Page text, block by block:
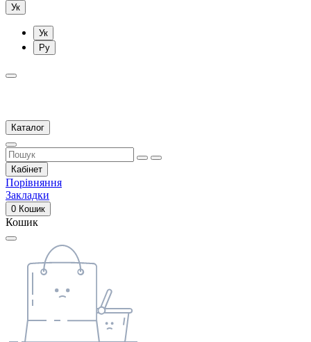
Ук
Ук
Ру
Каталог
Кабінет
Порівняння
Закладки
0 Кошик
Кошик